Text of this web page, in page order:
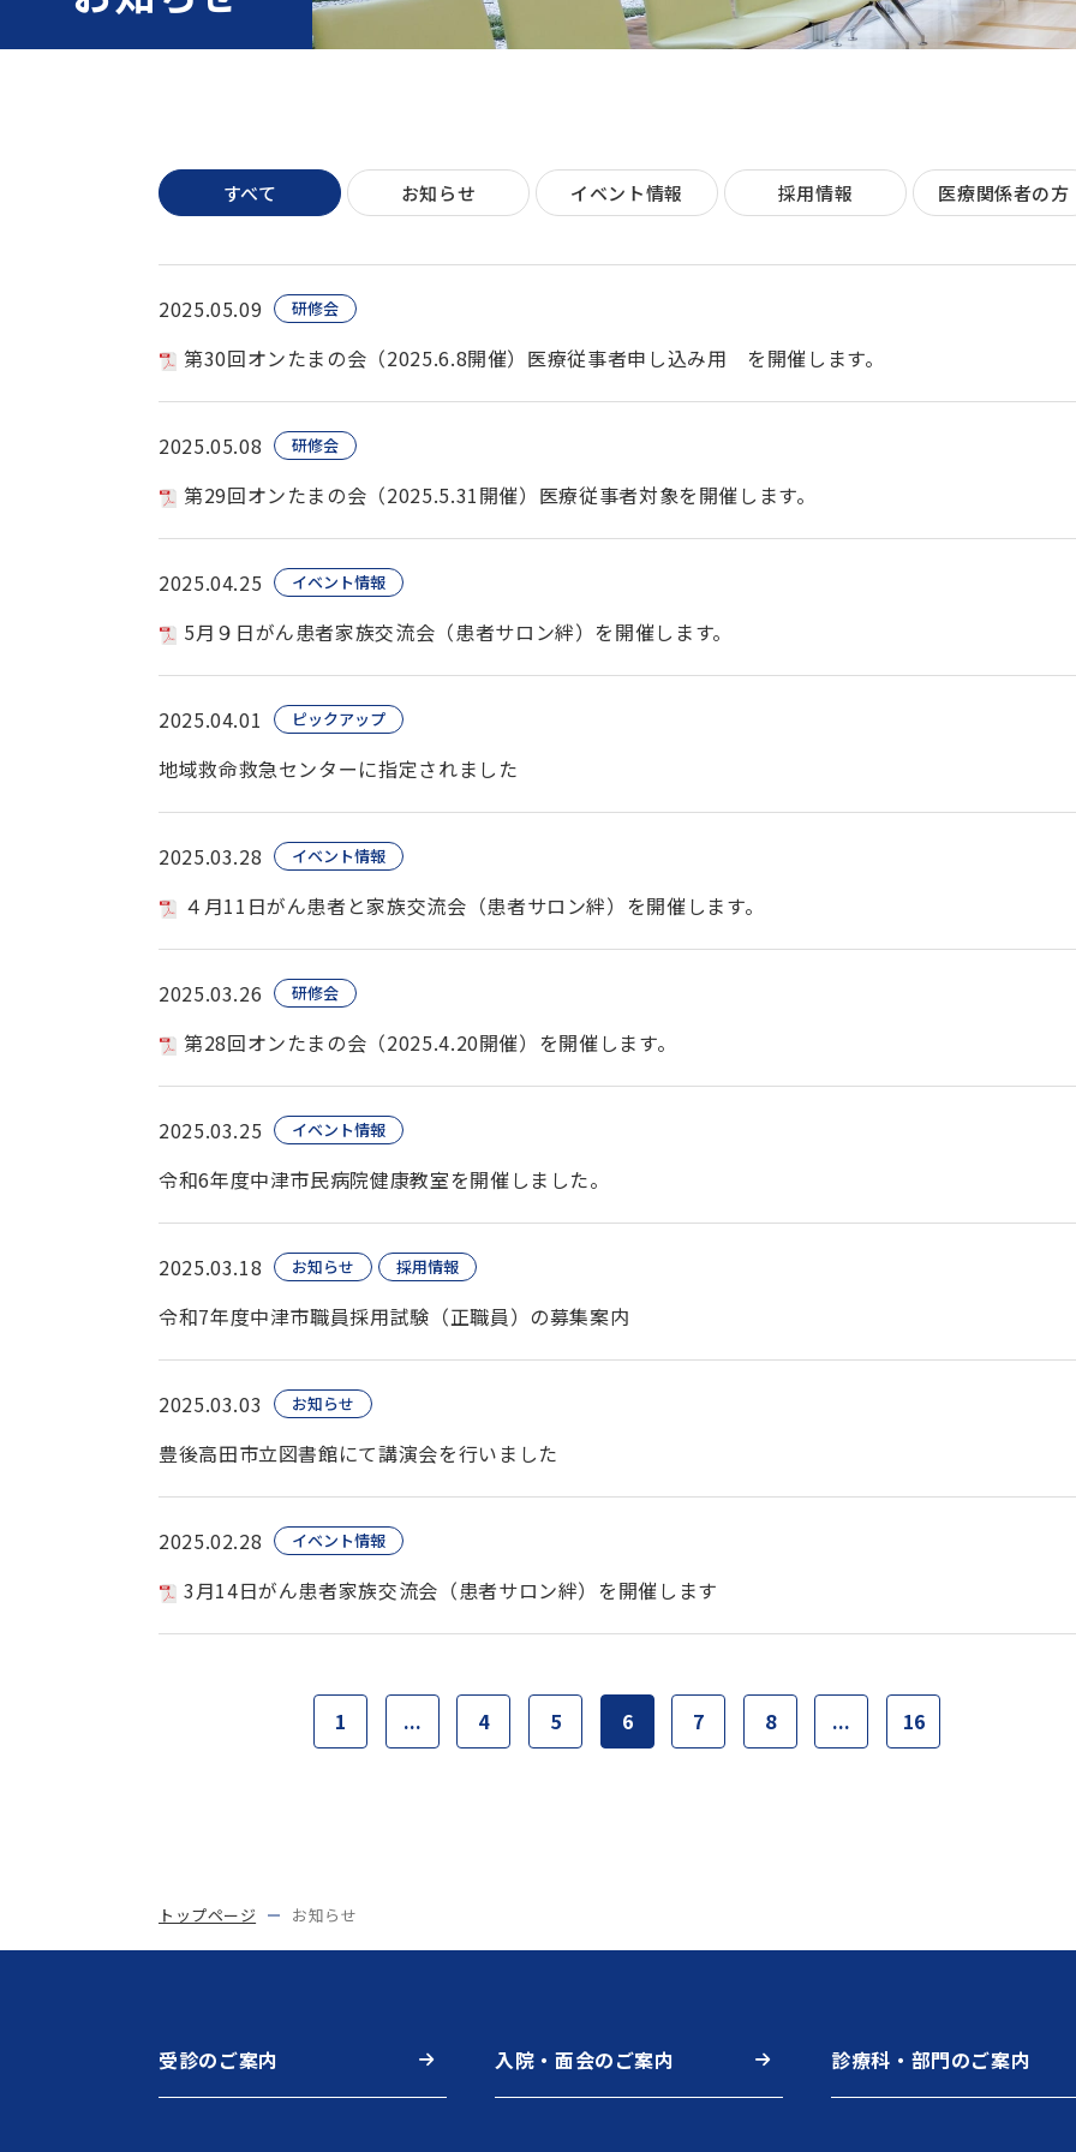
すべて お知らせ イベント情報 採用情報 医療関係者の方
2025.05.09 研修会
第30回オンたまの会（2025.6.8開催）医療従事者申し込み用 を開催します。
2025.05.08 研修会
第29回オンたまの会（2025.5.31開催）医療従事者対象を開催します。
2025.04.25 イベント情報
5月９日がん患者家族交流会（患者サロン絆）を開催します。
2025.04.01 ピックアップ
地域救命救急センターに指定されました
2025.03.28 イベント情報
４月11日がん患者と家族交流会（患者サロン絆）を開催します。
2025.03.26 研修会
第28回オンたまの会（2025.4.20開催）を開催します。
2025.03.25 イベント情報
令和6年度中津市民病院健康教室を開催しました。
2025.03.18 お知らせ 採用情報
令和7年度中津市職員採用試験（正職員）の募集案内
2025.03.03 お知らせ
豊後高田市立図書館にて講演会を行いました
2025.02.28 イベント情報
3月14日がん患者家族交流会（患者サロン絆）を開催します
1 ... 4 5 6 7 8 ... 16
トップページ お知らせ
受診のご案内 入院・面会のご案内 診療科・部門のご案内